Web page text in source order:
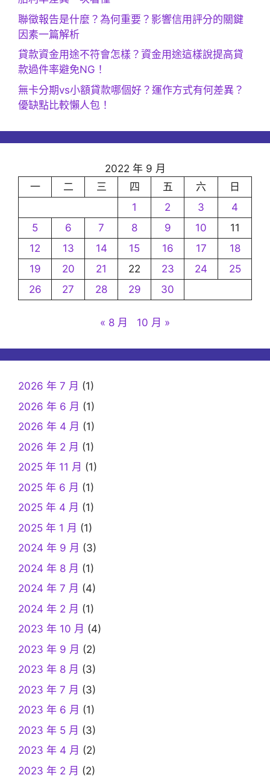
聯徵報告是什麼？為何重要？影響信用評分的關鍵
因素一篇解析
貸款資金用途不符會怎樣？資金用途這樣說提高貸
款過件率避免NG！
無卡分期vs小額貸款哪個好？運作方式有何差異？
優缺點比較懶人包！
2022 年 9 月
一
二 三 四 五 六
日
1
2 3
4
5
6 7 8 9 10
11
12
13 14 15 16 17
18
19
20 21 22 23 24
25
26
27 28 29 30
« 8 月 10 月 »
2026 年 7 月 (1)
2026 年 6 月 (1)
2026 年 4 月 (1)
2026 年 2 月 (1)
2025 年 11 月 (1)
2025 年 6 月 (1)
2025 年 4 月 (1)
2025 年 1 月 (1)
2024 年 9 月 (3)
2024 年 8 月 (1)
2024 年 7 月 (4)
2024 年 2 月 (1)
2023 年 10 月 (4)
2023 年 9 月 (2)
2023 年 8 月 (3)
2023 年 7 月 (3)
2023 年 6 月 (1)
2023 年 5 月 (3)
2023 年 4 月 (2)
2023 年 2 月 (2)